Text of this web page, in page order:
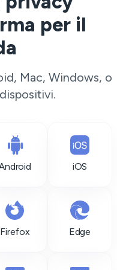
per il
Mac, Windows, o
iOS
Firefox Edge